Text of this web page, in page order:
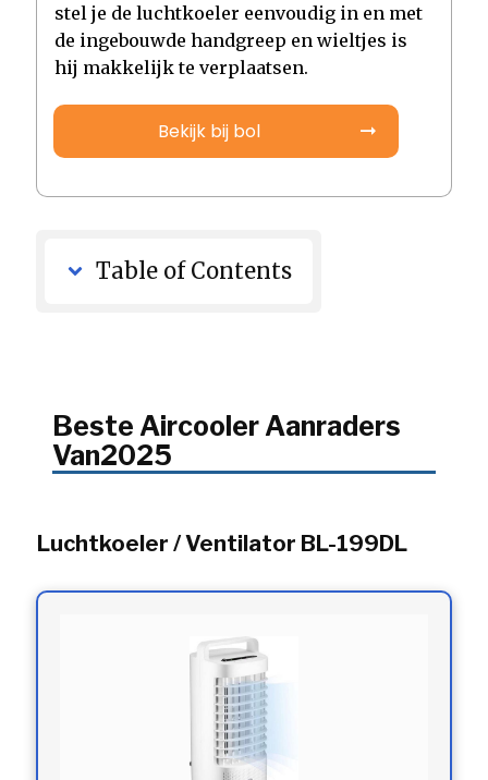
stel je de luchtkoeler eenvoudig in en met
de ingebouwde handgreep en wieltjes is
hij makkelijk te verplaatsen.
Bekijk bij bol
Table of Contents
Beste Aircooler Aanraders
Van2025
Luchtkoeler / Ventilator BL-199DL